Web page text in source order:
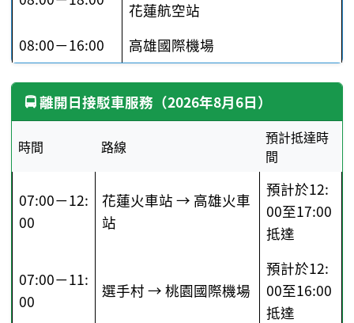
花蓮航空站
08:00－16:00
高雄國際機場
🚍 離開日接駁車服務（2026年8月6日）
時間 路線
預計抵達時
間
07:00－12:
00
花蓮火車站 → 高雄火車
站
預計於12:
00至17:00
抵達
07:00－11:
00
選手村 → 桃園國際機場
預計於12:
00至16:00
抵達